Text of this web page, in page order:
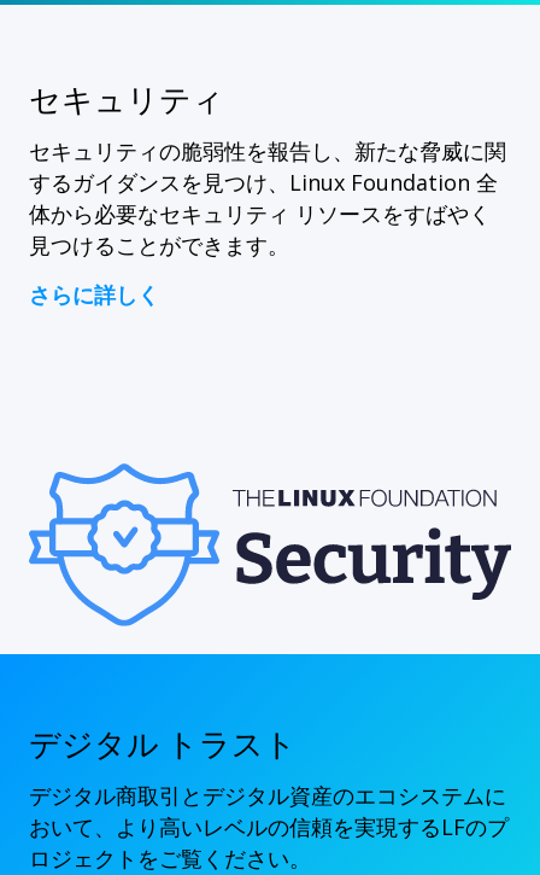
セキュリティ
セキュリティの脆弱性を報告し、新たな脅威に関
するガイダンスを見つけ、Linux Foundation 全
体から必要なセキュリティ リソースをすばやく
見つけることができます。
さらに詳しく
デジタル トラスト
デジタル商取引とデジタル資産のエコシステムに
おいて、より高いレベルの信頼を実現するLFのプ
ロジェクトをご覧ください。